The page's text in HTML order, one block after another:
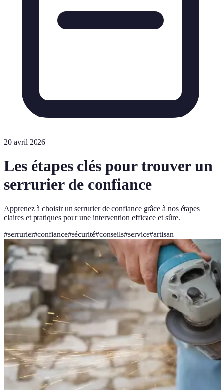
20 avril 2026
Les étapes clés pour trouver un
serrurier de confiance
Apprenez à choisir un serrurier de confiance grâce à nos étapes
claires et pratiques pour une intervention efficace et sûre.
#serrurier#confiance#sécurité#conseils#service#artisan